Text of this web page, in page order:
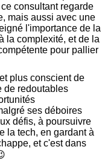
consultant regarde
mais aussi avec une
l'importance de la
la complexité, et de la
pour pallier
plus conscient de
de redoutables
ses déboires
défis, à poursuivre
la tech, en gardant à
et c'est dans